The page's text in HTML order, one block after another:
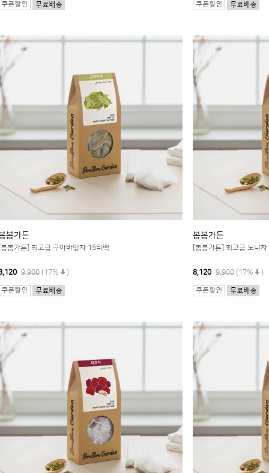
봄가든
봄가든] 최고급 구아바잎차 15티백
9,900 (17% )
봄봄가든
[봄봄가든] 최고급 노니
8,120 9,900 (17% )